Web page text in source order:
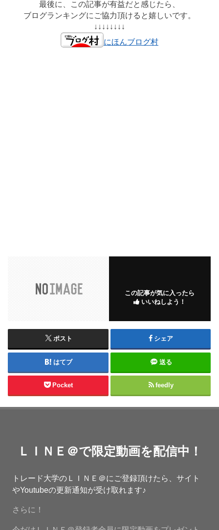
最後に、この記事が有益だと感じたら、
ブログランキングにご協力頂けると嬉しいです。
↓↓↓↓↓↓↓↓
にほんブログ村
この記事が気に入ったら
いいねしよう！
ポスト シェア
はてブ 送る
Pocket feedly
ＬＩＮＥ＠で限定動画を配信中！
トレード大学のＬＩＮＥ＠にご登録頂けたら、サイト
やYoutubeの更新通知が受け取れます♪
さらに！